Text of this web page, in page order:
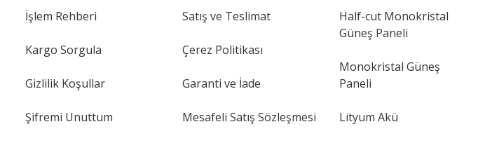
İşlem Rehberi
Kargo Sorgula
Gizlilik Koşullar
Şifremi Unuttum
Satış ve Teslimat
Çerez Politikası
Garanti ve İade
Mesafeli Satış Sözleşmesi
Half-cut Monokristal
Güneş Paneli
Monokristal Güneş
Paneli
Lityum Akü